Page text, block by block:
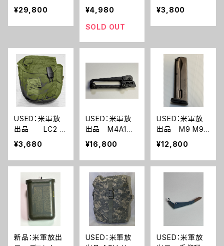
ner)ブーツ(A0
255)
¥29,800
バ(A0254)
¥4,980
SOLD OUT
キャンティーンポ
ーチ OD(A02
53)
¥3,800
USED：米軍放
出品 LC2 1
QT キャンティー
ンポーチ OD
(A0252)
¥3,680
USED：米軍放
出品 M4A1カ
ービン M4ライ
フル キャリング
ハンドル(A289)
¥16,800
USED：米軍放
出品 M9 M92
F ベレッタ マ
ガジン(A0251)
¥12,800
新品：米軍放出
USED：米軍放
USED：米軍放